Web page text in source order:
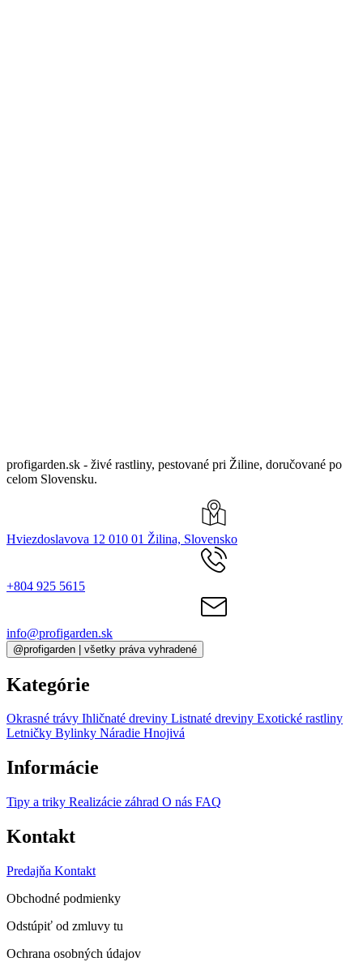
profigarden.sk - živé rastliny, pestované pri Žiline, doručované po
celom Slovensku.
Hviezdoslavova 12 010 01 Žilina, Slovensko
+804 925 5615
info@profigarden.sk
@profigarden | všetky práva vyhradené
Kategórie
Okrasné trávy Ihličnaté dreviny Listnaté dreviny Exotické rastliny
Letničky Bylinky Náradie Hnojivá
Informácie
Tipy a triky Realizácie záhrad O nás FAQ
Kontakt
Predajňa Kontakt
Obchodné podmienky
Odstúpiť od zmluvy tu
Ochrana osobných údajov